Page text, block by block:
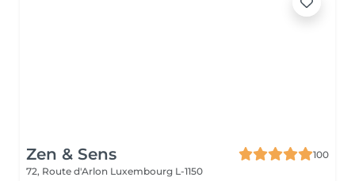
Zen & Sens
100
72, Route d'Arlon Luxembourg L-1150